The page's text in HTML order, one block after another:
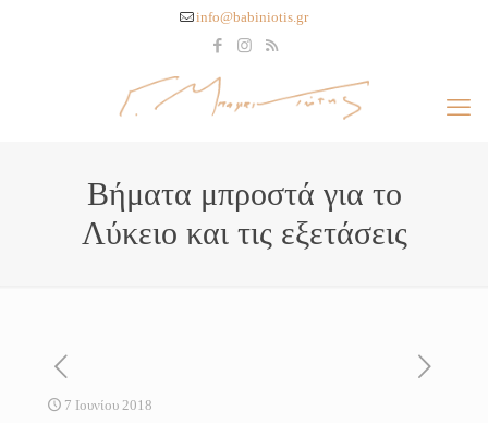
info@babiniotis.gr
Βήματα μπροστά για το
Λύκειο και τις εξετάσεις
7 Ιουνίου 2018